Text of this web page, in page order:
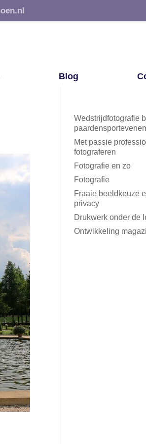
Blog
Wedstrijdfotografie
Met passie
fotograferen
Fotografie en zo
Fotografie
Fraaie beeldkeuze
privacy
Drukwerk onder de
Ontwikkeling